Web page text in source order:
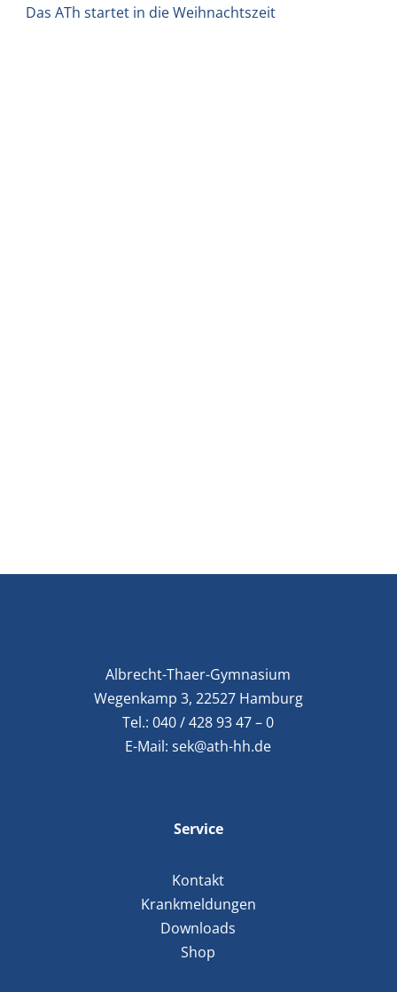
Das ATh startet in die Weihnachtszeit
Albrecht-Thaer-Gymnasium
Wegenkamp 3, 22527 Hamburg
Tel.:040 / 428 93 47 – 0
E-Mail:sek@ath-hh.de
Service
Kontakt
Krankmeldungen
Downloads
Shop